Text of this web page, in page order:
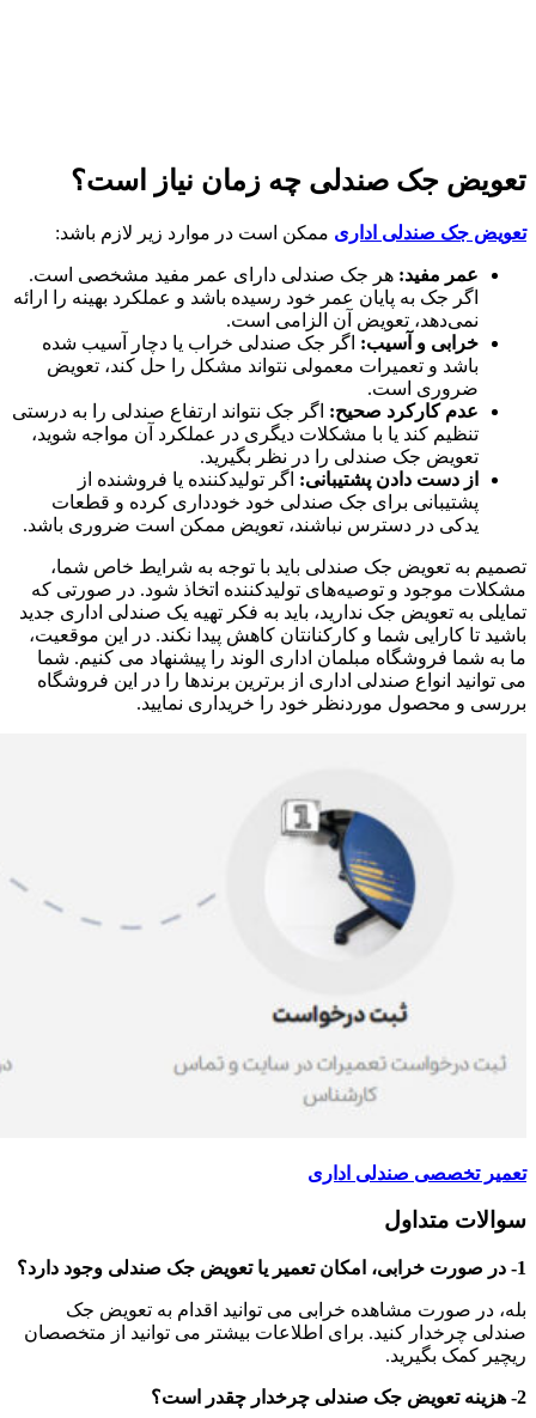
تعویض جک صندلی چه زمان نیاز است؟
تعویض جک صندلی اداری ممکن است در موارد زیر لازم باشد:
عمر مفید: هر جک صندلی دارای عمر مفید مشخصی است.
اگر جک به پایان عمر خود رسیده باشد و عملکرد بهینه را ارائه
نمی‌دهد، تعویض آن الزامی است.
خرابی و آسیب: اگر جک صندلی خراب یا دچار آسیب شده
باشد و تعمیرات معمولی نتواند مشکل را حل کند، تعویض
ضروری است.
عدم کارکرد صحیح: اگر جک نتواند ارتفاع صندلی را به درستی
تنظیم کند یا با مشکلات دیگری در عملکرد آن مواجه شوید،
تعویض جک صندلی را در نظر بگیرید.
از دست دادن پشتیبانی: اگر تولیدکننده یا فروشنده از
پشتیبانی برای جک صندلی خود خودداری کرده و قطعات
یدکی در دسترس نباشند، تعویض ممکن است ضروری باشد.
تصمیم به تعویض جک صندلی باید با توجه به شرایط خاص شما،
مشکلات موجود و توصیه‌های تولیدکننده اتخاذ شود. در صورتی که
تمایلی به تعویض جک ندارید، باید به فکر تهیه یک صندلی اداری جدید
باشید تا کارایی شما و کارکنانتان کاهش پیدا نکند. در این موقعیت،
ما به شما فروشگاه مبلمان اداری الوند را پیشنهاد می کنیم. شما
می توانید انواع صندلی اداری از برترین برندها را در این فروشگاه
بررسی و محصول موردنظر خود را خریداری نمایید.
تعمیر تخصصی صندلی اداری
سوالات متداول
1- در صورت خرابی، امکان تعمیر یا تعویض جک صندلی وجود دارد؟
بله، در صورت مشاهده خرابی می توانید اقدام به تعویض جک
صندلی چرخدار کنید. برای اطلاعات بیشتر می توانید از متخصصان
ریچیر کمک بگیرید.
2- هزینه تعویض جک صندلی چرخدار چقدر است؟